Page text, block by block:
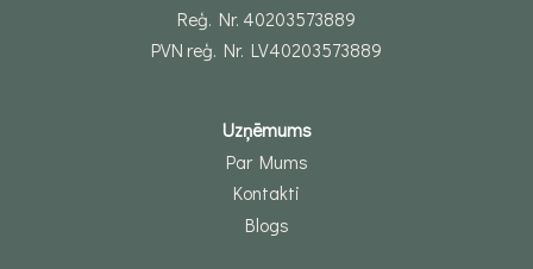
Reģ. Nr. 40203573889
PVN reģ. Nr. LV40203573889
Uzņēmums
Par Mums
Kontakti
Blogs